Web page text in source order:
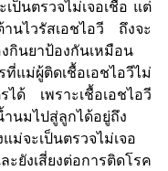
ป็นตรวจไม่เจอเชื้อ แต่
านไวรัสเอชไอวี ถึงจะ
กินยาป้องกันเหมือน
ที่แม่ผู้ติดเชื้อเอชไอวีไม่
ได้ เพราะเชื้อเอชไอวี
นมไปสู่ลูกได้อยู่ถึง
ม่จะเป็นตรวจไม่เจอ
งเสี่ยงต่อการติดโรค